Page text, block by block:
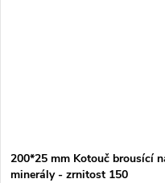
200*25 mm Kotouč brousící
minerály - zrnitost 150